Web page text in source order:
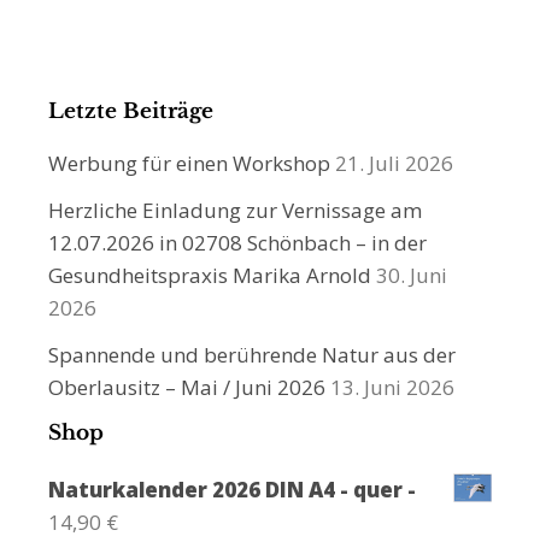
Letzte Beiträge
Werbung für einen Workshop 21. Juli 2026
Herzliche Einladung zur Vernissage am
12.07.2026 in 02708 Schönbach – in der
Gesundheitspraxis Marika Arnold 30. Juni
2026
Spannende und berührende Natur aus der
Oberlausitz – Mai / Juni 2026 13. Juni 2026
Shop
Naturkalender 2026 DIN A4 - quer -
14,90 €